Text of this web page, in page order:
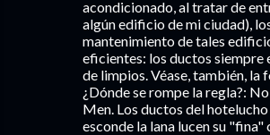
acondicionado, al tratar de
algún edificio de mi ciudad),
mantenimiento de tales
eficientes: los ductos siempre
de limpios. Véase, también, la
¿Dónde se rompe la regla?:
Men. Los ductos del
esconde la lana lucen su "fina"